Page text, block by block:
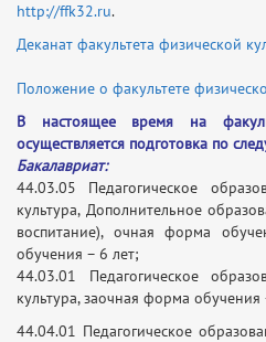
http://ffk32.ru.
Деканат факультета физической
Положение о факультете
В настоящее время на
осуществляется подготовка по
Бакалавриат:
44.03.05 Педагогическое
культура, Дополнительное
воспитание), очная форма
обучения – 6 лет;
44.03.01 Педагогическое
культура, заочная форма обучения
44.04.01 Педагогическое